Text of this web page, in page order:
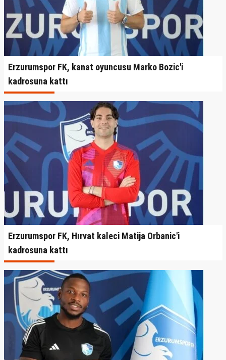
Erzurumspor FK, kanat oyuncusu Marko Bozic'i
kadrosuna kattı
Erzurumspor FK, Hırvat kaleci Matija Orbanic'i
kadrosuna kattı